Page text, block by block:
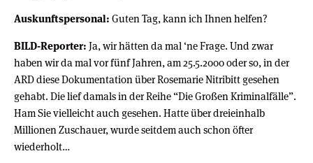
Auskunftspersonal: Guten Tag, kann ich Ihnen helfen?
BILD-Reporter: Ja, wir hätten da mal ‘ne Frage. Und zwar
haben wir da mal vor fünf Jahren, am 25.5.2000 oder so, in der
ARD diese Dokumentation über Rosemarie Nitribitt gesehen
gehabt. Die lief damals in der Reihe “Die Großen Kriminalfälle”.
Ham Sie vielleicht auch gesehen. Hatte über dreieinhalb
Millionen Zuschauer, wurde seitdem auch schon öfter
wiederholt…